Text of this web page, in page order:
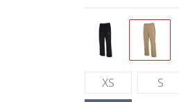
XS S